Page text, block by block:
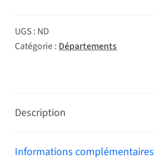
UGS : ND
Catégorie :Départements
Description
Informations complémentaires